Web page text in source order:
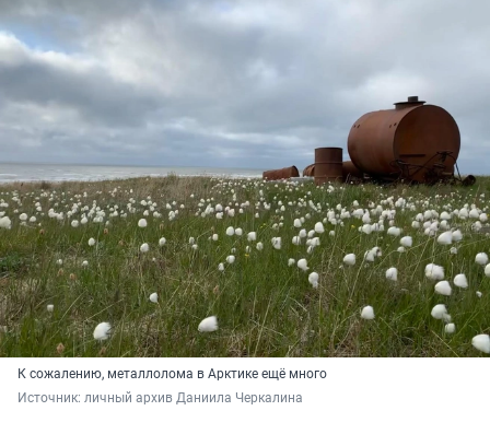
К сожалению, металлолома в Арктике ещё много
Источник: личный архив Даниила Черкалина